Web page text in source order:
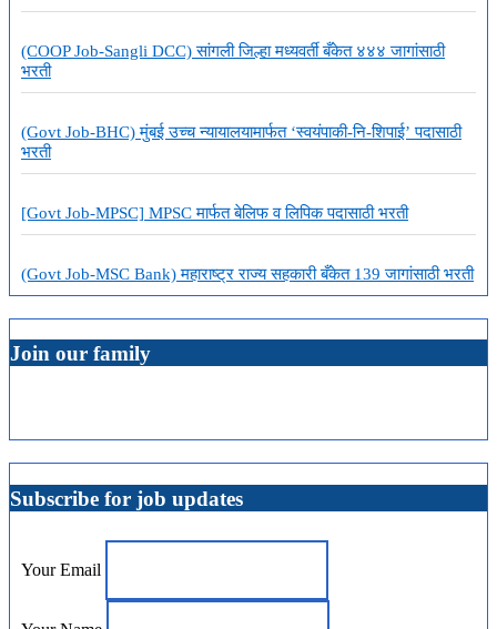
(COOP Job-Sangli DCC) सांगली जिल्हा मध्यवर्ती बँकेत ४४४ जागांसाठी
भरती
(Govt Job-BHC) मुंबई उच्च न्यायालयामार्फत ‘स्वयंपाकी-नि-शिपाई’ पदासाठी
भरती
[Govt Job-MPSC] MPSC मार्फत बेलिफ व लिपिक पदासाठी भरती
(Govt Job-MSC Bank) महाराष्ट्र राज्य सहकारी बँकेत 139 जागांसाठी भरती
Join our family
Subscribe for job updates
Your Email